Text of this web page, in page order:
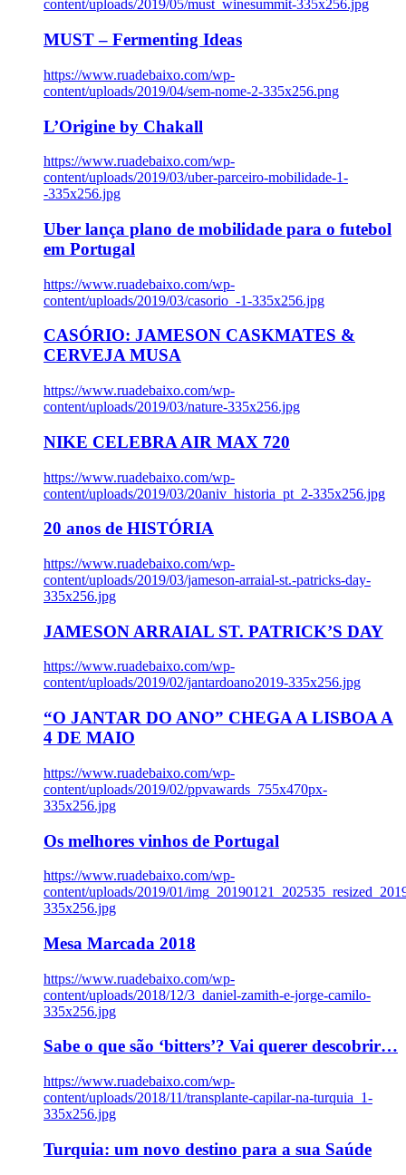
content/uploads/2019/05/must_winesummit-335x256.jpg
MUST – Fermenting Ideas
https://www.ruadebaixo.com/wp-
content/uploads/2019/04/sem-nome-2-335x256.png
L’Origine by Chakall
https://www.ruadebaixo.com/wp-
content/uploads/2019/03/uber-parceiro-mobilidade-1-
-335x256.jpg
Uber lança plano de mobilidade para o futebol
em Portugal
https://www.ruadebaixo.com/wp-
content/uploads/2019/03/casorio_-1-335x256.jpg
CASÓRIO: JAMESON CASKMATES &
CERVEJA MUSA
https://www.ruadebaixo.com/wp-
content/uploads/2019/03/nature-335x256.jpg
NIKE CELEBRA AIR MAX 720
https://www.ruadebaixo.com/wp-
content/uploads/2019/03/20aniv_historia_pt_2-335x256.jpg
20 anos de HISTÓRIA
https://www.ruadebaixo.com/wp-
content/uploads/2019/03/jameson-arraial-st.-patricks-day-
335x256.jpg
JAMESON ARRAIAL ST. PATRICK’S DAY
https://www.ruadebaixo.com/wp-
content/uploads/2019/02/jantardoano2019-335x256.jpg
“O JANTAR DO ANO” CHEGA A LISBOA A
4 DE MAIO
https://www.ruadebaixo.com/wp-
content/uploads/2019/02/ppvawards_755x470px-
335x256.jpg
Os melhores vinhos de Portugal
https://www.ruadebaixo.com/wp-
content/uploads/2019/01/
335x256.jpg
Mesa Marcada 2018
https://www.ruadebaixo.com/wp-
content/uploads/2018/12/3_daniel-zamith-e-jorge-camilo-
335x256.jpg
Sabe o que são ‘bitters’? Vai querer descobrir…
https://www.ruadebaixo.com/wp-
content/uploads/2018/11/transplante-capilar-na-turquia_1-
335x256.jpg
Turquia: um novo destino para a sua Saúde